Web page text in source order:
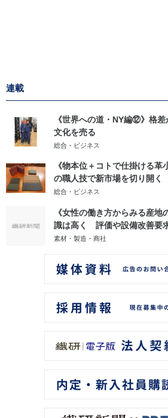
連載
《世界への道・NY編⑫》格
文化を売る
総合・ビジネス
《物本位＋コトで仕掛ける
の職人技で新市場を切り開く
総合・ビジネス
《女性の働き方からみる産
識は高く 評価や設備改善要
素材・製造・商社